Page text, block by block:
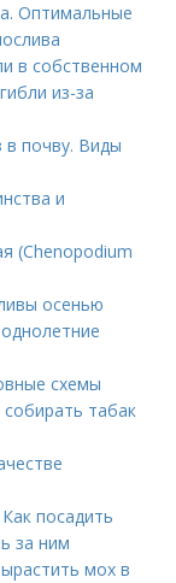
Оптимальные
в собственном
из-за
в почву. Виды
и
(Chenopodium
осенью
схемы
собирать табак
посадить
за ним
мох в